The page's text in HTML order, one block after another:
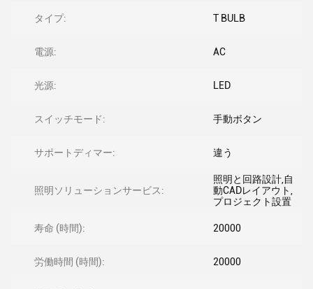
タイプ: T BULB
電源: AC
光源: LED
スイッチモード: 手動ボタン
サポートディマー: 違う
照明ソリューションサービス:
照明と回路設計,自
動CADレイアウト,
プロジェクト設置
寿命 (時間): 20000
労働時間 (時間): 20000